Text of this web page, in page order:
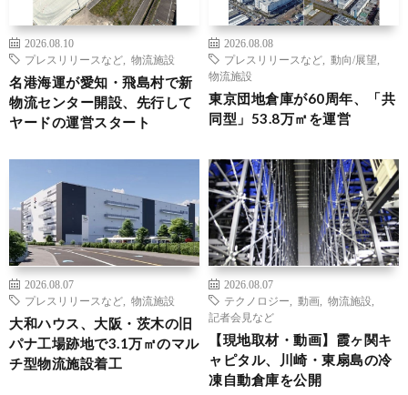
2026.08.10
プレスリリースなど
物流施設
名港海運が愛知・飛島村で新
物流センター開設、先行して
ヤードの運営スタート
2026.08.08
プレスリリースなど
動向/展望
物流施設
東京団地倉庫が60周年、「共
同型」53.8万㎡を運営
2026.08.07
プレスリリースなど
物流施設
大和ハウス、大阪・茨木の旧
パナ工場跡地で3.1万㎡のマル
チ型物流施設着工
2026.08.07
テクノロジー
動画 物流施設
記者会見など
【現地取材・動画】霞ヶ関キ
ャピタル、川崎・東扇島の冷
凍自動倉庫を公開